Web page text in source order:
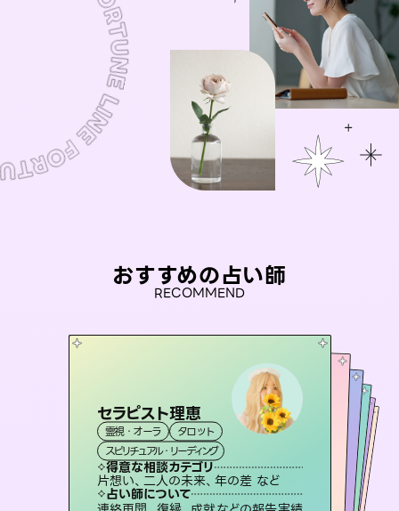
おすすめの占い師
RECOMMEND
セラピスト理恵
霊視・オーラ
タロット
スピリチュアル・リーディング
得意な相談カテゴリ
片想い、二人の未来、年の差 など
占い師について
桃源珠羽（とうげんみう）
霊視・オーラ タロット
スピリチュアル・リーディング
得意な相談カテゴリ
片想い、あの人の気持ち、復縁 など
占い師について
未来視師＊花
霊視・オーラ
スピリチュアル・リーディング
得意な相談カテゴリ
出逢い、片想い、復縁 など
占い師について
彗望（すいぼう
霊視・オーラ
スピリチュアル・リーディング
得意な相談カテゴリ
片想い、あの人の気持ち、復縁 など
占い師について
アイリス -iris-
西洋占星術
ルーン
得意な相談カテゴリ
恋愛総合、片想い、二人の未来 など
占い師について
おう 霊感オラクル
霊視・オーラ
オラクルカード
得意な相談カテゴリ
恋愛総合、あの人の気持ち など
占い師について